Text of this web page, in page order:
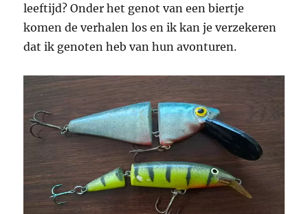
leeftijd? Onder het genot van een biertje
komen de verhalen los en ik kan je verzekeren
dat ik genoten heb van hun avonturen.